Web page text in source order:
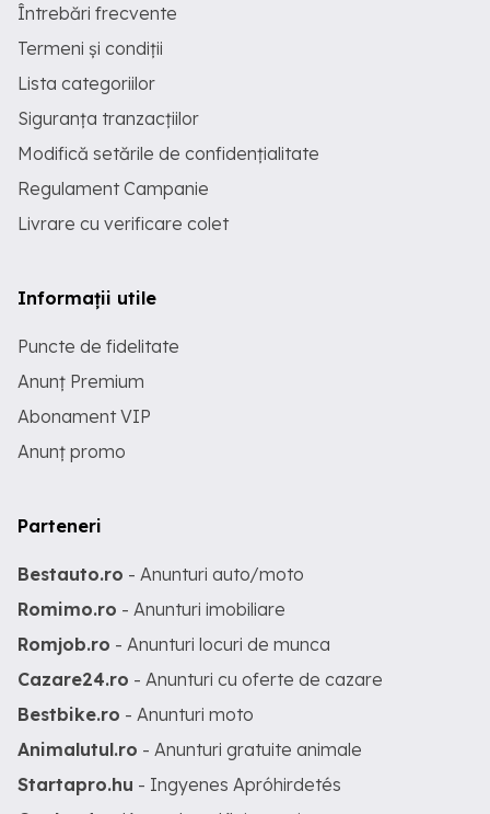
Întrebări frecvente
Termeni și condiții
Lista categoriilor
Siguranța tranzacțiilor
Modifică setările de confidențialitate
Regulament Campanie
Livrare cu verificare colet
Informații utile
Puncte de fidelitate
Anunț Premium
Abonament VIP
Anunț promo
Parteneri
Bestauto.ro - Anunturi auto/moto
Romimo.ro - Anunturi imobiliare
Romjob.ro - Anunturi locuri de munca
Cazare24.ro - Anunturi cu oferte de cazare
Bestbike.ro - Anunturi moto
Animalutul.ro - Anunturi gratuite animale
Startapro.hu - Ingyenes Apróhirdetés